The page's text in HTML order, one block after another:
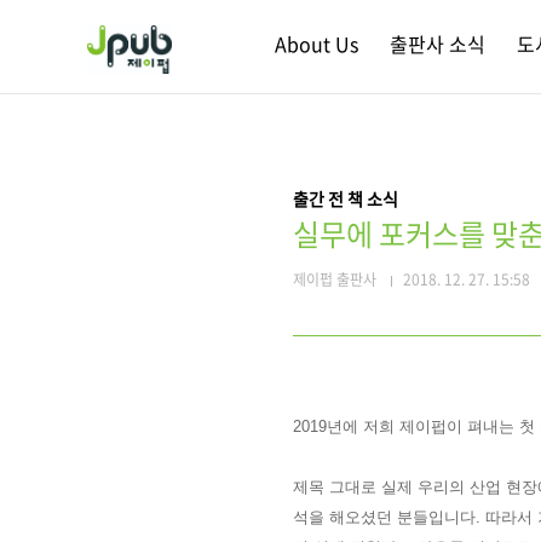
About Us 출판사 소식 도
출간 전 책 소식
실무에 포커스를 맞
제이펍 출판사 2018. 12. 27. 15:58
2019년에 저희 제이펍이 펴내는 첫
제목 그대로 실제 우리의 산업 현
석을 해오셨던 분들입니다. 따라